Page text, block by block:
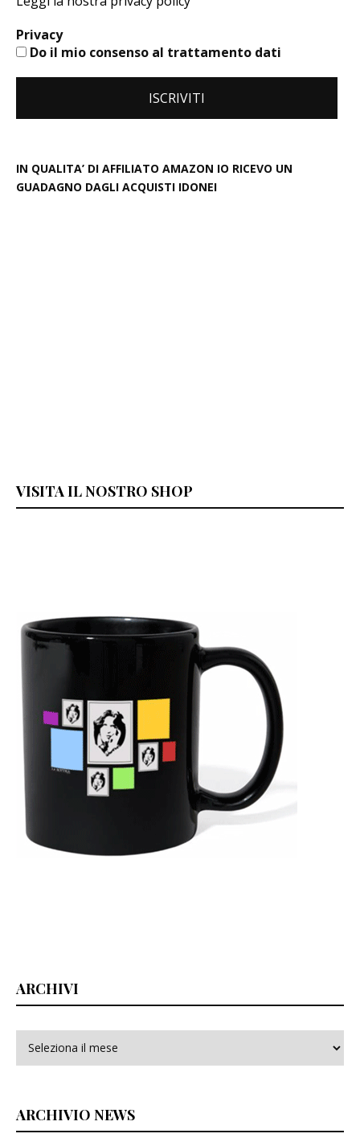
Privacy
Do il mio consenso al trattamento dati
IN QUALITA’ DI AFFILIATO AMAZON IO RICEVO UN
GUADAGNO DAGLI ACQUISTI IDONEI
VISITA IL NOSTRO SHOP
ARCHIVI
ARCHIVIO NEWS